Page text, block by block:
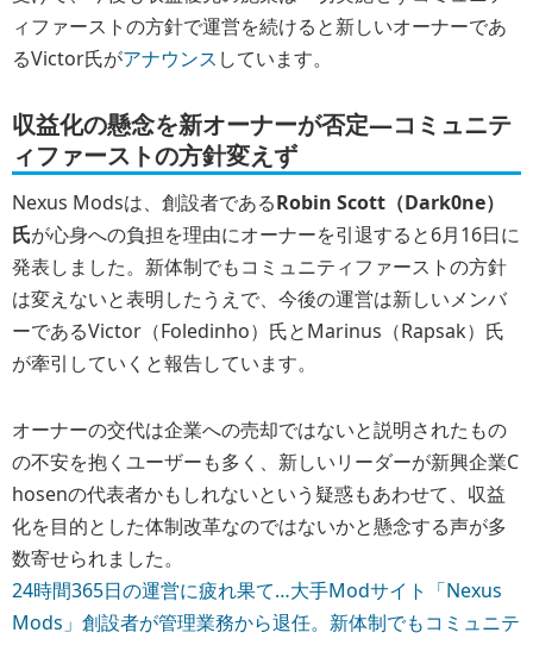
ィファーストの方針で運営を続けると新しいオーナーであ
るVictor氏がアナウンス しています。
収益化の懸念を新オーナーが否定―コミュニテ
ィファーストの方針変えず
Nexus Modsは、創設者であるRobin Scott（Dark0ne）
氏が心身への負担を理由にオーナーを引退すると6月16日に
発表しました。新体制でもコミュニティファーストの方針
は変えないと表明したうえで、今後の運営は新しいメンバ
ーであるVictor（Foledinho）氏とMarinus（Rapsak）氏
が牽引していくと報告しています。
オーナーの交代は企業への売却ではないと説明されたもの
の不安を抱くユーザーも多く、新しいリーダーが新興企業C
hosenの代表者かもしれないという疑惑もあわせて、収益
化を目的とした体制改革なのではないかと懸念する声が多
数寄せられました。
24時間365日の運営に疲れ果て…大手Modサイト「Nexus
Mods」創設者が管理業務から退任。新体制でもコミュニテ